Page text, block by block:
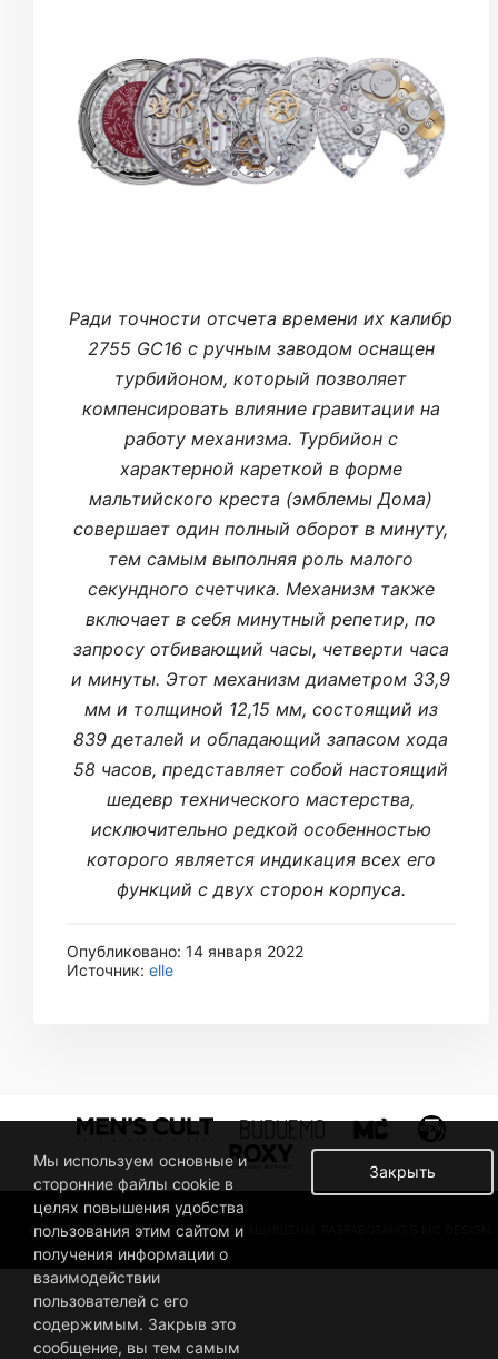
Ради точности отсчета времени их калибр
2755 GC16 с ручным заводом оснащен
турбийоном, который позволяет
компенсировать влияние гравитации на
работу механизма. Турбийон с
характерной кареткой в форме
мальтийского креста (эмблемы Дома)
совершает один полный оборот в минуту,
тем самым выполняя роль малого
секундного счетчика. Механизм также
включает в себя минутный репетир, по
запросу отбивающий часы, четверти часа
и минуты. Этот механизм диаметром 33,9
мм и толщиной 12,15 мм, состоящий из
839 деталей и обладающий запасом хода
58 часов, представляет собой настоящий
шедевр технического мастерства,
исключительно редкой особенностью
которого является индикация всех его
функций с двух сторон корпуса.
Опубликовано: 14 января 2022
Источник: elle
© 2019 BUSINESSMAN. ВСЕ ПРАВА ЗАЩИЩЕНЫ. РАЗРАБОТАНО В MC DESIGN.
Закрыть
Мы используем основные и
сторонние файлы cookie в
целях повышения удобства
пользования этим сайтом и
получения информации о
взаимодействии
пользователей с его
содержимым. Закрыв это
сообщение, вы тем самым